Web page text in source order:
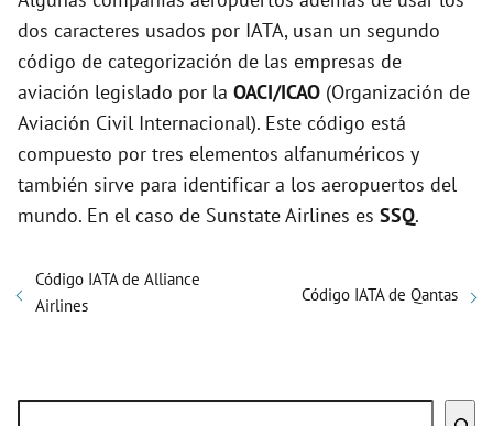
dos caracteres usados por IATA, usan un segundo
código de categorización de las empresas de
aviación legislado por la OACI/ICAO (Organización de
Aviación Civil Internacional). Este código está
compuesto por tres elementos alfanuméricos y
también sirve para identificar a los aeropuertos del
mundo. En el caso de Sunstate Airlines es SSQ.
Código IATA de Alliance
Airlines
Código IATA de Qantas